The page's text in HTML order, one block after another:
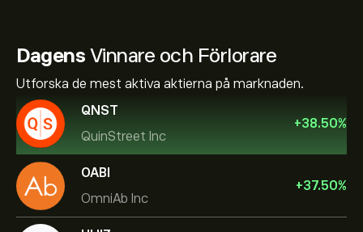
Dagens Vinnare och Förlorare
Utforska de mest aktiva aktierna på marknaden.
QNST
QuinStreet Inc
+38.50%
OABI
OmniAb Inc
+37.50%